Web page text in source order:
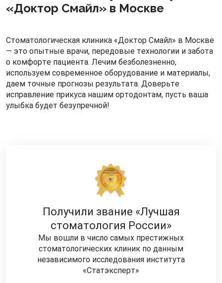
«Доктор Смайл» в Москве
Стоматологическая клиника «Доктор Смайл» в Москве
— это опытные врачи, передовые технологии и забота
о комфорте пациента. Лечим безболезненно,
используем современное оборудование и материалы,
даем точные прогнозы результата. Доверьте
исправление прикуса нашим ортодонтам, пусть ваша
улыбка будет безупречной!
Получили звание «Лучшая
стоматология России»
Мы вошли в число самых престижных
стоматологических клиник по данным
независимого исследования института
«Статэксперт»